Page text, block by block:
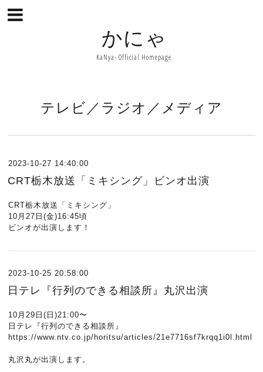
かにゃ
KaNya- Official Homepage
テレビ／ラジオ／メディア
2023-10-27 14:40:00
CRT栃木放送「ミキシング」ビンオ出演
CRT栃木放送「ミキシング」
10月27日(金)16:45頃
ビンオが出演します！
2023-10-25 20:58:00
日テレ『行列のできる相談所』丸沢出演
10月29日(日)21:00〜
日テレ『行列のできる相談所』
https://www.ntv.co.jp/horitsu/articles/21e7716sf7krqq1i0l.html
丸沢丸が出演します。